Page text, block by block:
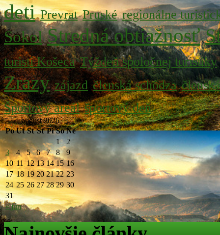
deti Prevrat Pruské regionálne
Sokol Stredná obtiažnosť
turisti Košeca Týždeň spoločnej turistiky
Zrazy zájazd členská schôdza
Športový areál športový deň
august 2026
Po Ut St Št Pi So Ne
« jún
1
2
3
4 5 6 7 8
9
10 11 12 13 14 15 16
17 18 19 20 21 22 23
24 25 26 27 28 29 30
31